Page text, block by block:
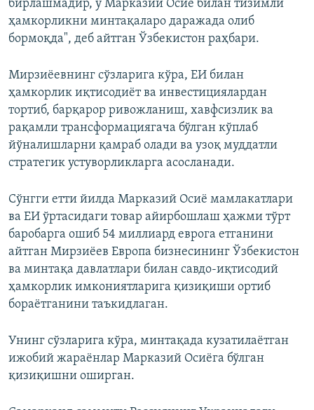
бирлашмадир, у Марказий Осиё билан тизимли
ҳамкорликни минтақаларо даражада олиб
бормоқда", деб айтган Ўзбекистон раҳбари.
Мирзиёевнинг сўзларига кўра, ЕИ билан
ҳамкорлик иқтисодиёт ва инвестициялардан
тортиб, барқарор ривожланиш, хавфсизлик ва
рақамли трансформациягача бўлган кўплаб
йўналишларни қамраб олади ва узоқ муддатли
стратегик устуворликларга асосланади.
Сўнгги етти йилда Марказий Осиё мамлакатлари
ва ЕИ ўртасидаги товар айирбошлаш ҳажми тўрт
баробарга ошиб 54 миллиард еврога етганини
айтган Мирзиёев Европа бизнесининг Ўзбекистон
ва минтақа давлатлари билан савдо-иқтисодий
ҳамкорлик имкониятларига қизиқиши ортиб
бораётганини таъкидлаган.
Унинг сўзларига кўра, минтақада кузатилаётган
ижобий жараёнлар Марказий Осиёга бўлган
қизиқишни оширган.